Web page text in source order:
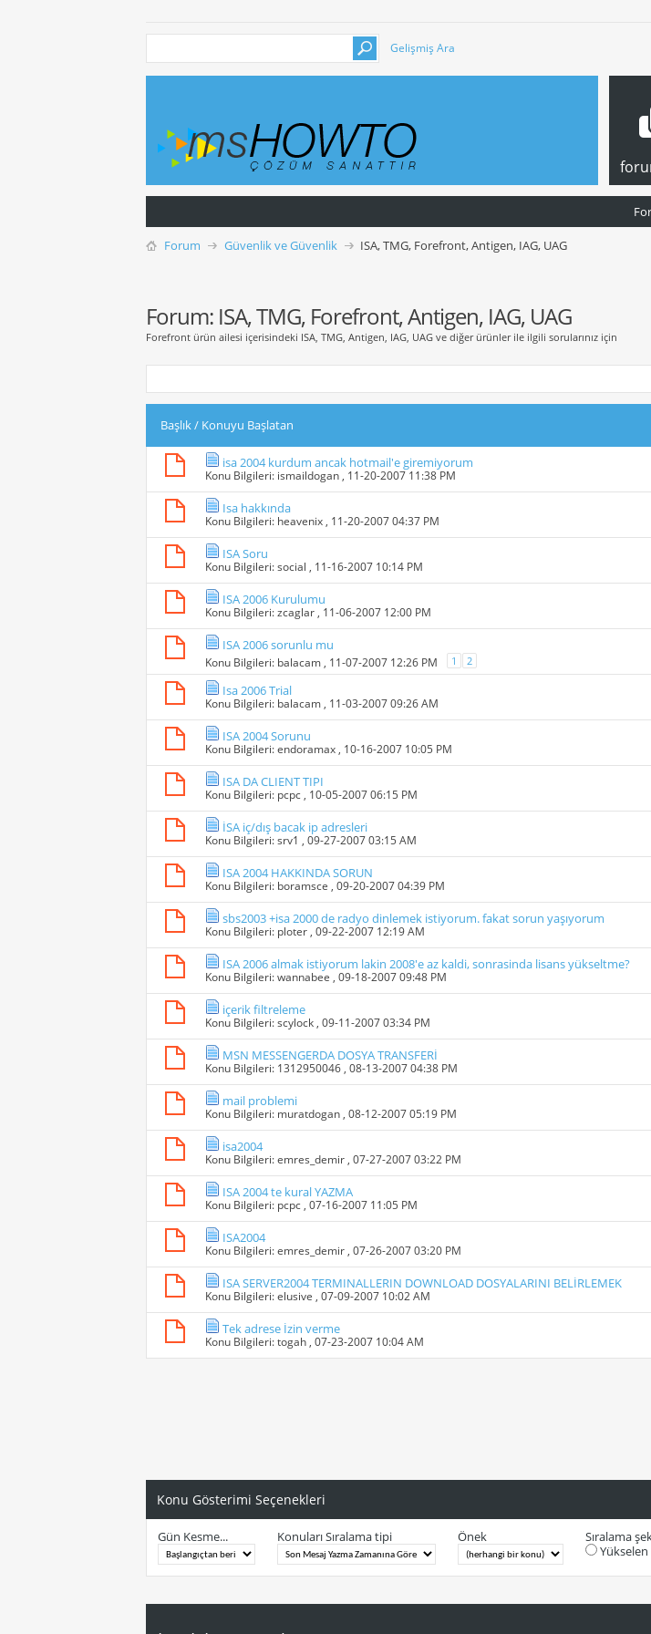
Gelişmiş Ara
Forum Güvenlik ve Güvenlik
ISA, TMG, Forefront, Antigen, IAG, UAG
Forum: ISA, TMG, Forefront, Antigen, IAG, UAG
Forefront ürün ailesi içerisindeki ISA, TMG, Antigen, IAG, UAG ve diğer ürünler ile ilgili sorularınız için
Başlık/ Konuyu Başlatan
isa 2004 kurdum ancak hotmail'e giremiyorum
Konu Bilgileri: ismaildogan , 11-20-2007 11:38 PM
Isa hakkında
Konu Bilgileri: heavenix , 11-20-2007 04:37 PM
ISA Soru
Konu Bilgileri:social , 11-16-2007 10:14 PM
ISA 2006 Kurulumu
Konu Bilgileri:zcaglar , 11-06-2007 12:00 PM
ISA 2006 sorunlu mu
Konu Bilgileri: balacam , 11-07-2007 12:26 PM 1 2
Isa 2006 Trial
Konu Bilgileri: balacam , 11-03-2007 09:26 AM
ISA 2004 Sorunu
Konu Bilgileri:endoramax , 10-16-2007 10:05 PM
ISA DA CLIENT TIPI
Konu Bilgileri: pcpc , 10-05-2007 06:15 PM
İSA iç/dış bacak ip adresleri
Konu Bilgileri:srv1 , 09-27-2007 03:15 AM
ISA 2004 HAKKINDA SORUN
Konu Bilgileri: boramsce , 09-20-2007 04:39 PM
sbs2003 +isa 2000 de radyo dinlemek istiyorum. fakat sorun yaşıyorum
Konu Bilgileri: ploter , 09-22-2007 12:19 AM
ISA 2006 almak istiyorum lakin 2008'e az kaldi, sonrasinda lisans yükseltme?
Konu Bilgileri:wannabee , 09-18-2007 09:48 PM
içerik filtreleme
Konu Bilgileri:scylock , 09-11-2007 03:34 PM
MSN MESSENGERDA DOSYA TRANSFERİ
Konu Bilgileri: 1312950046 , 08-13-2007 04:38 PM
mail problemi
Konu Bilgileri: muratdogan , 08-12-2007 05:19 PM
isa2004
Konu Bilgileri:emres_demir , 07-27-2007 03:22 PM
ISA 2004 te kural YAZMA
Konu Bilgileri: pcpc , 07-16-2007 11:05 PM
ISA2004
Konu Bilgileri:emres_demir , 07-26-2007 03:20 PM
ISA SERVER2004 TERMINALLERIN DOWNLOAD DOSYALARINI BELİRLEMEK
Konu Bilgileri:elusive , 07-09-2007 10:02 AM
Tek adrese İzin verme
Konu Bilgileri:togah , 07-23-2007 10:04 AM
Konu Gösterimi Seçenekleri
Gün Kesme... Konuları Sıralama tipi Önek
Sıralama
Yükselen